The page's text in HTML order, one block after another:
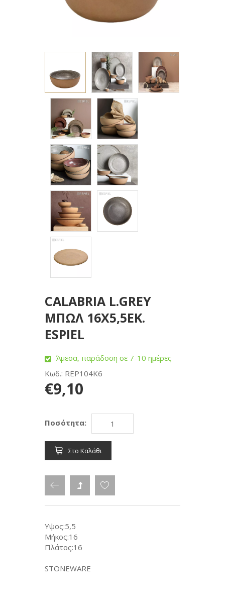
CALABRIA L.GREY
ΜΠΩΛ 16Χ5,5ΕΚ.
ESPIEL
Άμεσα, παράδοση σε 7-10 ημέρες
Κωδ.: REP104K6
€9,10
Ποσότητα:
Στο Καλάθι
Υψος:5,5
Μήκος:16
Πλάτος:16
STONEWARE